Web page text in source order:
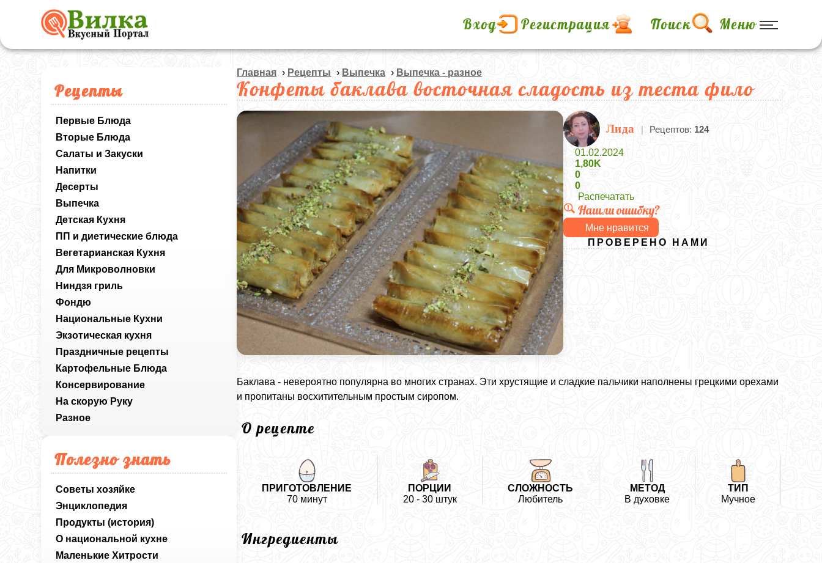
Вход Регистрация Поиск Меню
Рецепты
Первые Блюда
Вторые Блюда
Салаты и Закуски
Напитки
Десерты
Выпечка
Детская Кухня
ПП и диетические блюда
Вегетарианская Кухня
Для Микроволновки
Ниндзя гриль
Фондю
Национальные Кухни
Экзотическая кухня
Праздничные рецепты
Картофельные Блюда
Консервирование
На скорую Руку
Разное
Полезно знать
Советы хозяйке
Энциклопедия
Продукты (история)
О национальной кухне
Маленькие Хитрости
Главная › Рецепты › Выпечка › Выпечка - разное
Конфеты баклава восточная сладость из теста фило
Лида | Рецептов: 124
01.02.2024
1,80K
0
0
Распечатать
Нашли ошибку?
Мне нравится
ПРОВЕРЕНО НАМИ
Баклава - невероятно популярна во многих странах. Эти хрустящие и сладкие пальчики наполнены грецкими орехами
и пропитаны восхитительным простым сиропом.
О рецепте
ПРИГОТОВЛЕНИЕ
70 минут
ПОРЦИИ
20 - 30 штук
СЛОЖНОСТЬ
Любитель
МЕТОД
В духовке
ТИП
Мучное
Ингредиенты